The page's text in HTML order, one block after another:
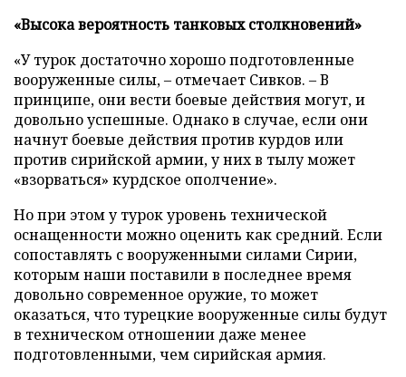
«Высока вероятность танковых столкновений»
«У турок достаточно хорошо подготовленные
вооруженные силы, – отмечает Сивков. – В
принципе, они вести боевые действия могут, и
довольно успешные. Однако в случае, если они
начнут боевые действия против курдов или
против сирийской армии, у них в тылу может
«взорваться» курдское ополчение».
Но при этом у турок уровень технической
оснащенности можно оценить как средний. Если
сопоставлять с вооруженными силами Сирии,
которым наши поставили в последнее время
довольно современное оружие, то может
оказаться, что турецкие вооруженные силы будут
в техническом отношении даже менее
подготовленными, чем сирийская армия.